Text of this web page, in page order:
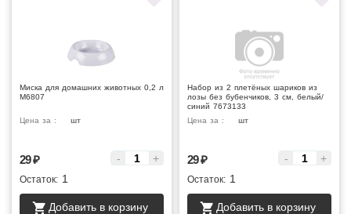
Миска для домашних животных 0,2 л
М6807
Цена за : шт
29₽ - +
Остаток: 1
Добавить в корзину
Набор из 2 плетёных шариков из
лозы без бубенчиков, 3 см, белый/
синий 7673133
Цена за :
шт
29₽ - +
Остаток: 1
Добавить в корзину